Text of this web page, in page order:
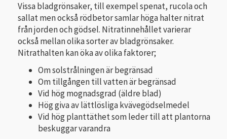
Vissa bladgrönsaker, till exempel spenat, rucola och
sallat men också rödbetor samlar höga halter nitrat
från jorden och gödsel. Nitratinnehållet varierar
också mellan olika sorter av bladgrönsaker.
Nitrathalten kan öka av olika faktorer;
Om solstrålningen är begränsad
Om tillgången till vatten är begränsad
Vid hög mognadsgrad (äldre blad)
Hög giva av lättlösliga kvävegödselmedel
Vid hög planttäthet som leder till att plantorna
beskuggar varandra